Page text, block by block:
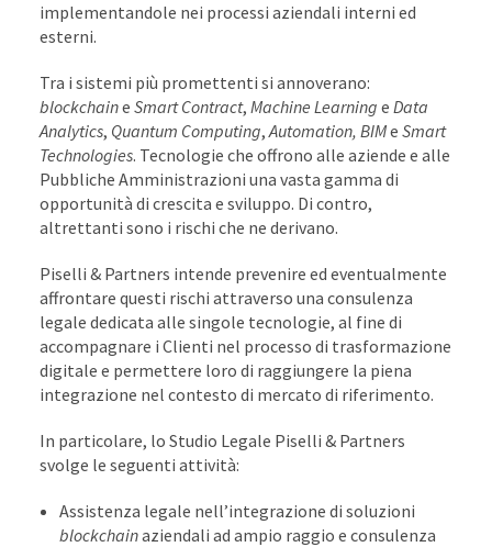
implementandole nei processi aziendali interni ed
esterni.
Tra i sistemi più promettenti si annoverano:
blockchaine Smart Contract, Machine Learning e Data
Analytics, Quantum Computing,Automation, BIMe Smart
Technologies. Tecnologie che offrono alle aziende e alle
Pubbliche Amministrazioni una vasta gamma di
opportunità di crescita e sviluppo. Di contro,
altrettanti sono i rischi che ne derivano.
Piselli & Partners intende prevenire ed eventualmente
affrontare questi rischi attraverso una consulenza
legale dedicata alle singole tecnologie, al fine di
accompagnare i Clienti nel processo di trasformazione
digitale e permettere loro di raggiungere la piena
integrazione nel contesto di mercato di riferimento.
In particolare, lo Studio Legale Piselli & Partners
svolge le seguenti attività:
Assistenza legale nell’integrazione di soluzioni
blockchainaziendali ad ampio raggio e consulenza